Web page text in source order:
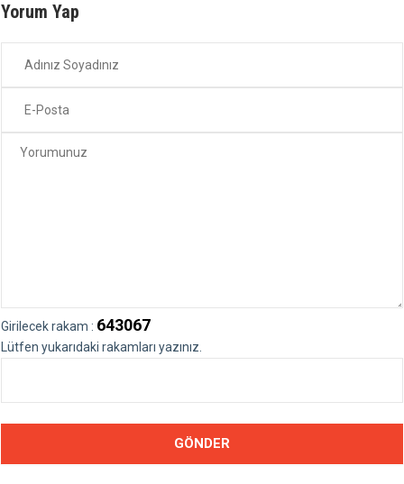
Yorum Yap
Girilecek rakam : 643067
Lütfen yukarıdaki rakamları yazınız.